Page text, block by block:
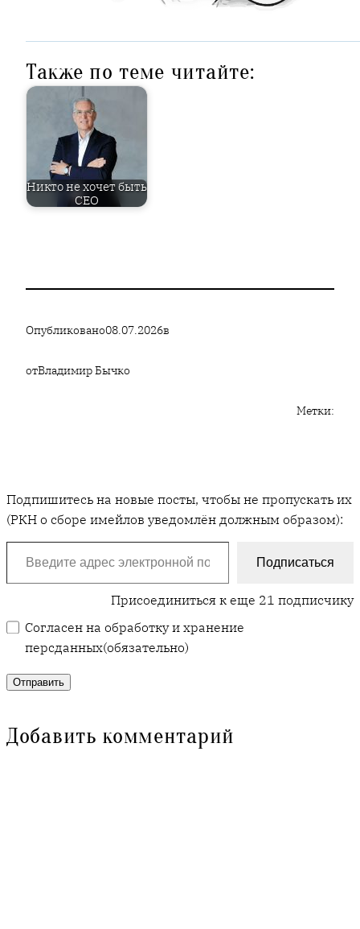
Также по теме читайте:
Никто не хочет быть
CEO
Опубликовано08.07.2026в
отВладимир Бычко
Метки:
Подпишитесь на новые посты, чтобы не пропускать их
(РКН о сборе имейлов уведомлён должным образом):
Введите адрес электронной почты…
Подписаться
Присоединиться к еще 21 подписчику
Согласен на обработку и хранение
персданных(обязательно)
Отправить
Добавить комментарий